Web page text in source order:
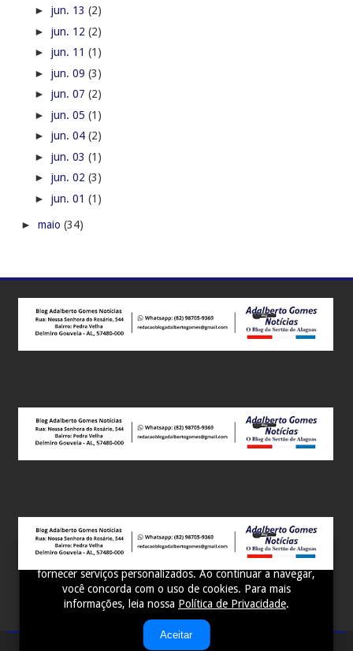
Este site utiliza cookies para melhorar sua experiência e
fornecer serviços personalizados. Ao continuar a navegar,
você concorda com o uso de cookies. Para mais
informações, leia nossa Política de Privacidade.
Aceitar
► jun. 13 (2)
► jun. 12 (2)
► jun. 11 (1)
► jun. 09 (3)
► jun. 07 (2)
► jun. 05 (1)
► jun. 04 (2)
► jun. 03 (1)
► jun. 02 (3)
► jun. 01 (1)
► maio (34)